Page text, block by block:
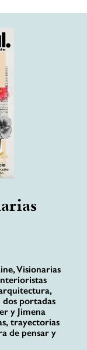
Visionarias
portadas
y Jimena
trayectorias
de pensar y